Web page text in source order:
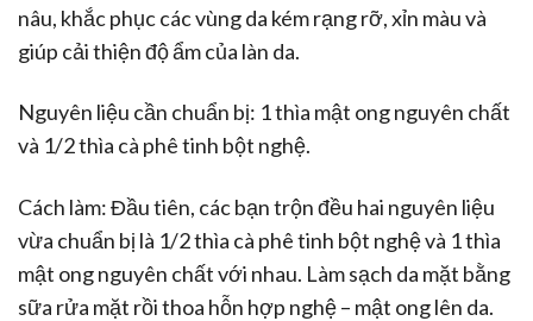
nâu, khắc phục các vùng da kém rạng rỡ, xỉn màu và
giúp cải thiện độ ẩm của làn da.
Nguyên liệu cần chuẩn bị: 1 thìa mật ong nguyên chất
và 1/2 thìa cà phê tinh bột nghệ.
Cách làm: Đầu tiên, các bạn trộn đều hai nguyên liệu
vừa chuẩn bị là 1/2 thìa cà phê tinh bột nghệ và 1 thìa
mật ong nguyên chất với nhau. Làm sạch da mặt bằng
sữa rửa mặt rồi thoa hỗn hợp nghệ – mật ong lên da.